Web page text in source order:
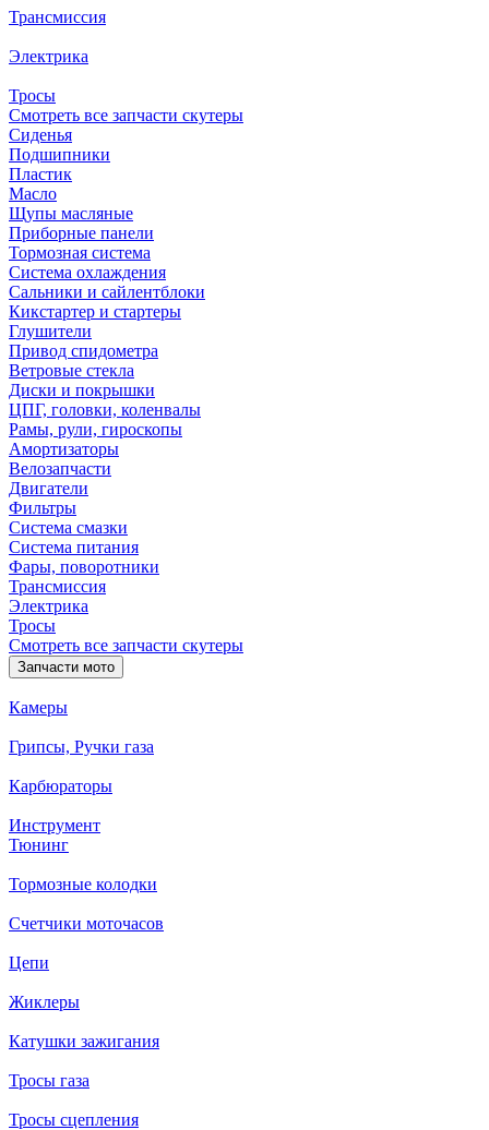
Трансмиссия
Электрика
Тросы
Смотреть все запчасти скутеры
Сиденья
Подшипники
Пластик
Масло
Щупы масляные
Приборные панели
Тормозная система
Система охлаждения
Сальники и сайлентблоки
Кикстартер и стартеры
Глушители
Привод спидометра
Ветровые стекла
Диски и покрышки
ЦПГ, головки, коленвалы
Рамы, рули, гироскопы
Амортизаторы
Велозапчасти
Двигатели
Фильтры
Система смазки
Система питания
Фары, поворотники
Трансмиссия
Электрика
Тросы
Смотреть все запчасти скутеры
Запчасти мото
Камеры
Грипсы, Ручки газа
Карбюраторы
Инструмент
Тюнинг
Тормозные колодки
Счетчики моточасов
Цепи
Жиклеры
Катушки зажигания
Тросы газа
Тросы сцепления